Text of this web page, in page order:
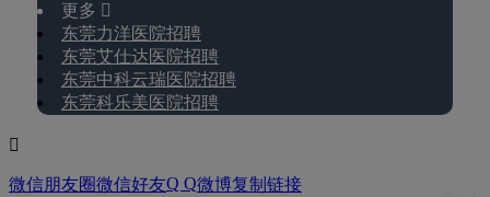
更多 
东莞力洋医院招聘
东莞艾仕达医院招聘
东莞中科云瑞医院招聘
东莞科乐美医院招聘

微信朋友圈微信好友Q Q微博复制链接